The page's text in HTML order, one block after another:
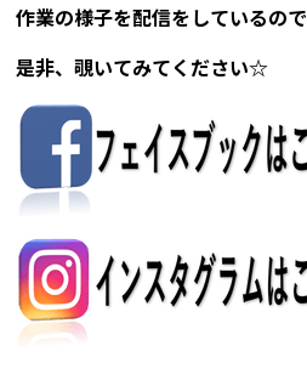
作業の様子を配信をしているので
是非、覗いてみてください☆